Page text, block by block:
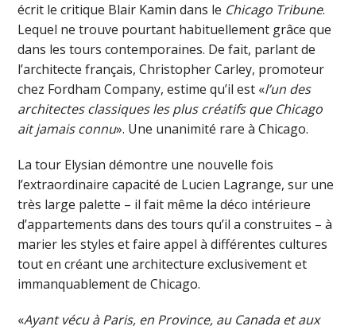
écrit le critique Blair Kamin dans le Chicago Tribune.
Lequel ne trouve pourtant habituellement grâce que
dans les tours contemporaines. De fait, parlant de
l’architecte français, Christopher Carley, promoteur
chez Fordham Company, estime qu’il est «l’un des
architectes classiques les plus créatifs que Chicago
ait jamais connu». Une unanimité rare à Chicago.
La tour Elysian démontre une nouvelle fois
l’extraordinaire capacité de Lucien Lagrange, sur une
très large palette – il fait même la déco intérieure
d’appartements dans des tours qu’il a construites – à
marier les styles et faire appel à différentes cultures
tout en créant une architecture exclusivement et
immanquablement de Chicago.
«Ayant vécu à Paris, en Province, au Canada et aux